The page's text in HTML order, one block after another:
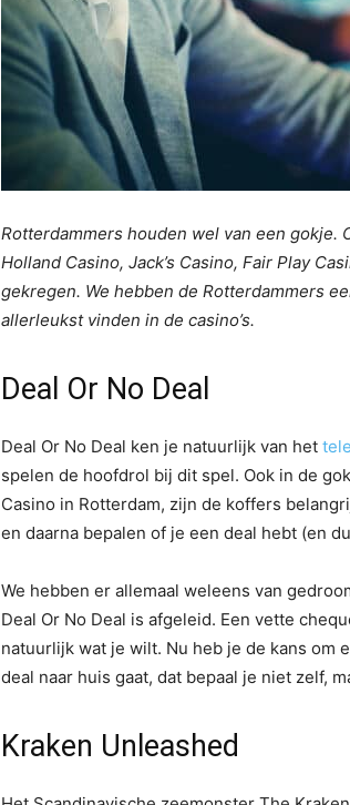
Rotterdammers houden wel van een gokje.
Holland Casino, Jack’s Casino, Fair Play
gekregen. We hebben de Rotterdammers
allerleukst vinden in de casino’s.
Deal Or No Deal
Deal Or No Deal ken je natuurlijk van het
spelen de hoofdrol bij dit spel. Ook in de
Casino in Rotterdam, zijn de koffers
en daarna bepalen of je een deal hebt (en
We hebben er allemaal weleens van
Deal Or No Deal is afgeleid. Een vette
natuurlijk wat je wilt. Nu heb je de kans om
deal naar huis gaat, dat bepaal je niet zelf,
Kraken Unleashed